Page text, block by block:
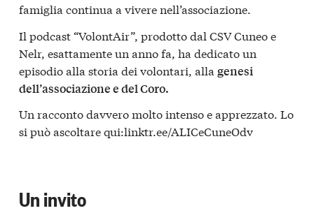
famiglia continua a vivere nell’associazione.
Il podcast “VolontAir”, prodotto dal CSV Cuneo e
Nelr, esattamente un anno fa, ha dedicato un
episodio alla storia dei volontari, alla genesi
dell’associazione e del Coro.
Un racconto davvero molto intenso e apprezzato. Lo
si può ascoltare qui:linktr.ee/ALICeCuneOdv
Un invito